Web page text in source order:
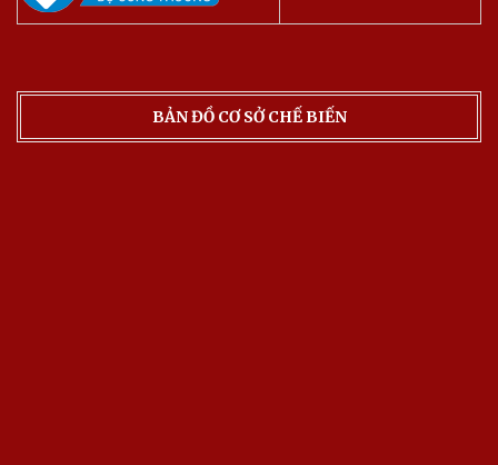
BẢN ĐỒ CƠ SỞ CHẾ BIẾN